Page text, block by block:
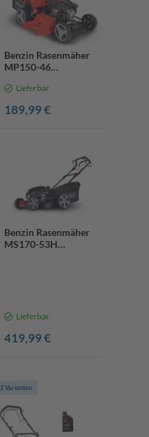
Benzin Rasenmäher
MP150-46
46 cm Schnittbreite
Verstellung | inkl.
Lieferbar
189,99 €
Benzin Rasenmäher
MS170-53H
Lieferbar
419,99 €
2 Varianten